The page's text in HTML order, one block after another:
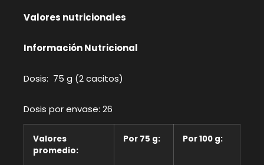
Valores nutricionales
Información Nutricional
Dosis: 75 g (2 cacitos)
Dosis por envase: 26
Valores
promedio:
Por 75 g: Por 100 g: